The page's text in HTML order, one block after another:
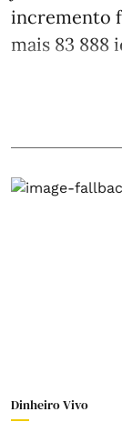
incremento
mais 83 888
Dinheiro Vivo